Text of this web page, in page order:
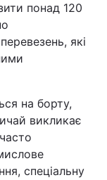
понад 120
які
на борту,
викликає
спеціальну